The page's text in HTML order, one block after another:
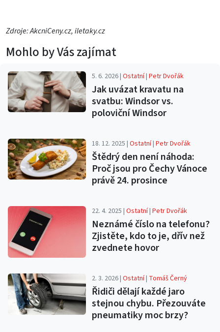
Zdroje: AkcniCeny.cz, iletaky.cz
Mohlo by Vás zajímat
5. 6. 2026 |Ostatní|Petr Dvořák
Jak uvázat kravatu na
svatbu: Windsor vs.
poloviční Windsor
18. 12. 2025 |Ostatní|Petr Dvořák
Štědrý den není náhoda:
Proč jsou pro Čechy Vánoce
právě 24. prosince
22. 4. 2025 |Ostatní|Petr Dvořák
Neznámé číslo na telefonu?
Zjistěte, kdo to je, dřív než
zvednete hovor
2. 3. 2026 |Ostatní| Tomáš Černý
Řidiči dělají každé jaro
stejnou chybu. Přezouváte
pneumatiky moc brzy?